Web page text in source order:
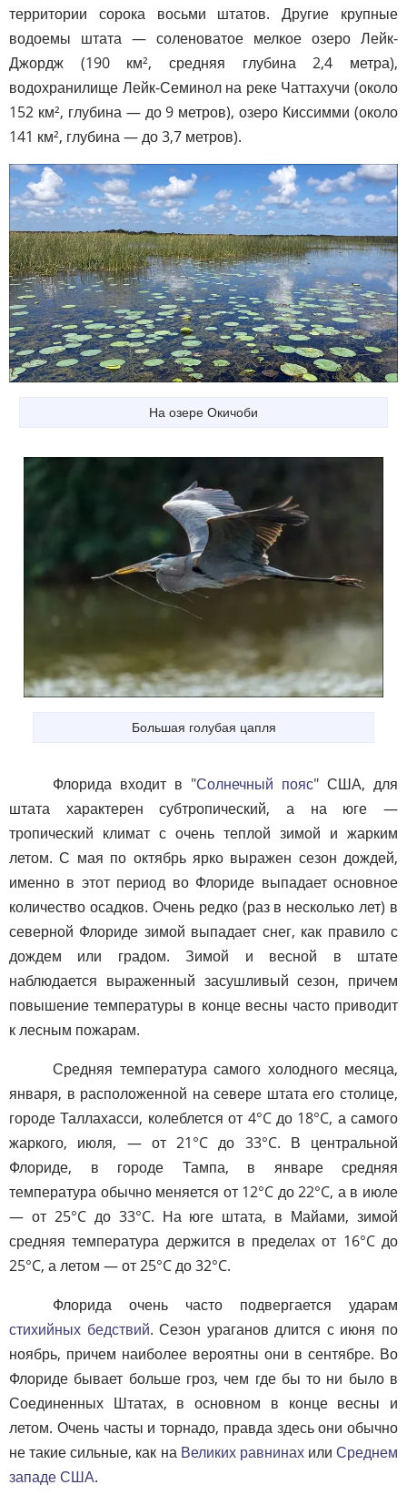
территории сорока восьми штатов. Другие крупные
водоемы штата — соленоватое мелкое озеро Лейк-
Джордж (190 км², средняя глубина 2,4 метра),
водохранилище Лейк-Семинол на реке Чаттахучи (около
152 км², глубина — до 9 метров), озеро Киссимми (около
141 км², глубина — до 3,7 метров).
На озере Окичоби
Большая голубая цапля
Флорида входит в "Солнечный пояс" США, для
штата характерен субтропический, а на юге —
тропический климат с очень теплой зимой и жарким
летом. С мая по октябрь ярко выражен сезон дождей,
именно в этот период во Флориде выпадает основное
количество осадков. Очень редко (раз в несколько лет) в
северной Флориде зимой выпадает снег, как правило с
дождем или градом. Зимой и весной в штате
наблюдается выраженный засушливый сезон, причем
повышение температуры в конце весны часто приводит
к лесным пожарам.
Средняя температура самого холодного месяца,
января, в расположенной на севере штата его столице,
городе Таллахасси, колеблется от 4°C до 18°C, а самого
жаркого, июля, — от 21°C до 33°C. В центральной
Флориде, в городе Тампа, в январе средняя
температура обычно меняется от 12°C до 22°C, а в июле
— от 25°C до 33°C. На юге штата, в Майами, зимой
средняя температура держится в пределах от 16°C до
25°C, а летом — от 25°C до 32°C.
Флорида очень часто подвергается ударам
стихийных бедствий. Сезон ураганов длится с июня по
ноябрь, причем наиболее вероятны они в сентябре. Во
Флориде бывает больше гроз, чем где бы то ни было в
Соединенных Штатах, в основном в конце весны и
летом. Очень часты и торнадо, правда здесь они обычно
не такие сильные, как на Великих равнинахили Среднем
западе США.